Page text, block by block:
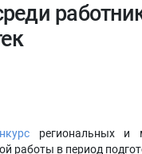
региональных и
работы в период